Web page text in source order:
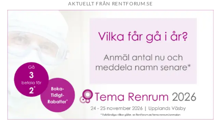
AKTUELLT FRÅN RENTFORUM.SE